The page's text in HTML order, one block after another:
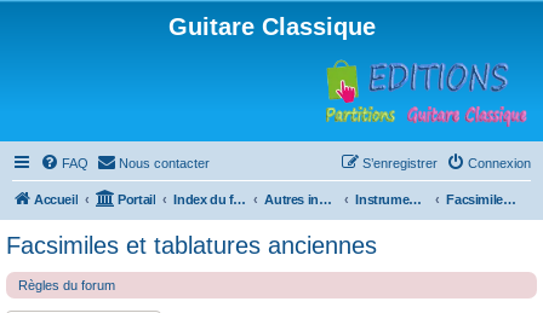
Guitare Classique
FAQ Nous contacter Connexion
S’enregistrer
Accueil Portail Index du forum Autres instruments à cordes pincées, ou styles Instruments anciens Facsimiles et tablatures anciennes
Facsimiles et tablatures anciennes
Règles du forum